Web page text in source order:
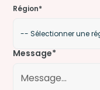
Région*
Message*